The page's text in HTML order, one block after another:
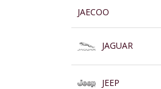
JAECOO
JAGUAR
JEEP